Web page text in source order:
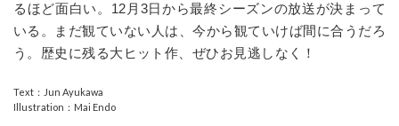
るほど面白い。12月3日から最終シーズンの放送が決まって
いる。まだ観ていない人は、今から観ていけば間に合うだろ
う。歴史に残る大ヒット作、ぜひお見逃しなく！
Text：Jun Ayukawa
Illustration：Mai Endo